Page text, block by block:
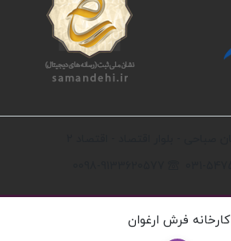
کارخانه فرش ارغوان